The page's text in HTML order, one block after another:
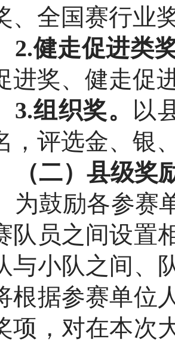
、全国赛行业
2.健走促进类
进奖、健走促
3.组织奖。 以
，评选金、银
（二）县级奖
为鼓励各参赛
队员之间设置
与小队之间 、
根据参赛单位
项 ， 对在本次